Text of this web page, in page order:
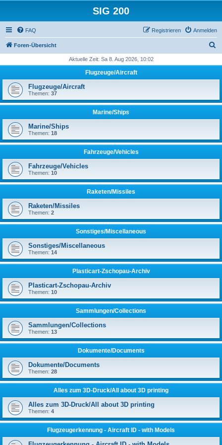
SIG 200
FAQ Anmelden
Registrieren
Foren-Übersicht
h
Aktuelle Zeit: Sa 8. Aug 2026, 10:02
Flugzeuge/Aircraft
Flugzeuge/Aircraft
Themen: 37
Marine/Ships
Marine/Ships
Themen: 18
Fahrzeuge/Vehicles
Fahrzeuge/Vehicles
Themen: 10
Raketen/Missiles
Raketen/Missiles
Themen: 2
Sonstiges/Miscellaneous
Sonstiges/Miscellaneous
Themen: 14
Plasticart-Zschopau-Archiv
Plasticart-Zschopau-Archiv
Themen: 10
Sammlungen/Collections
Sammlungen/Collections
Themen: 13
Dokumente/Documents
Dokumente/Documents
Themen: 28
Alles zum 3D-Druck/All about 3D printing
Alles zum 3D-Druck/All about 3D printing
Themen: 4
Flugzeugerkennung - Aircraft ID - with Models